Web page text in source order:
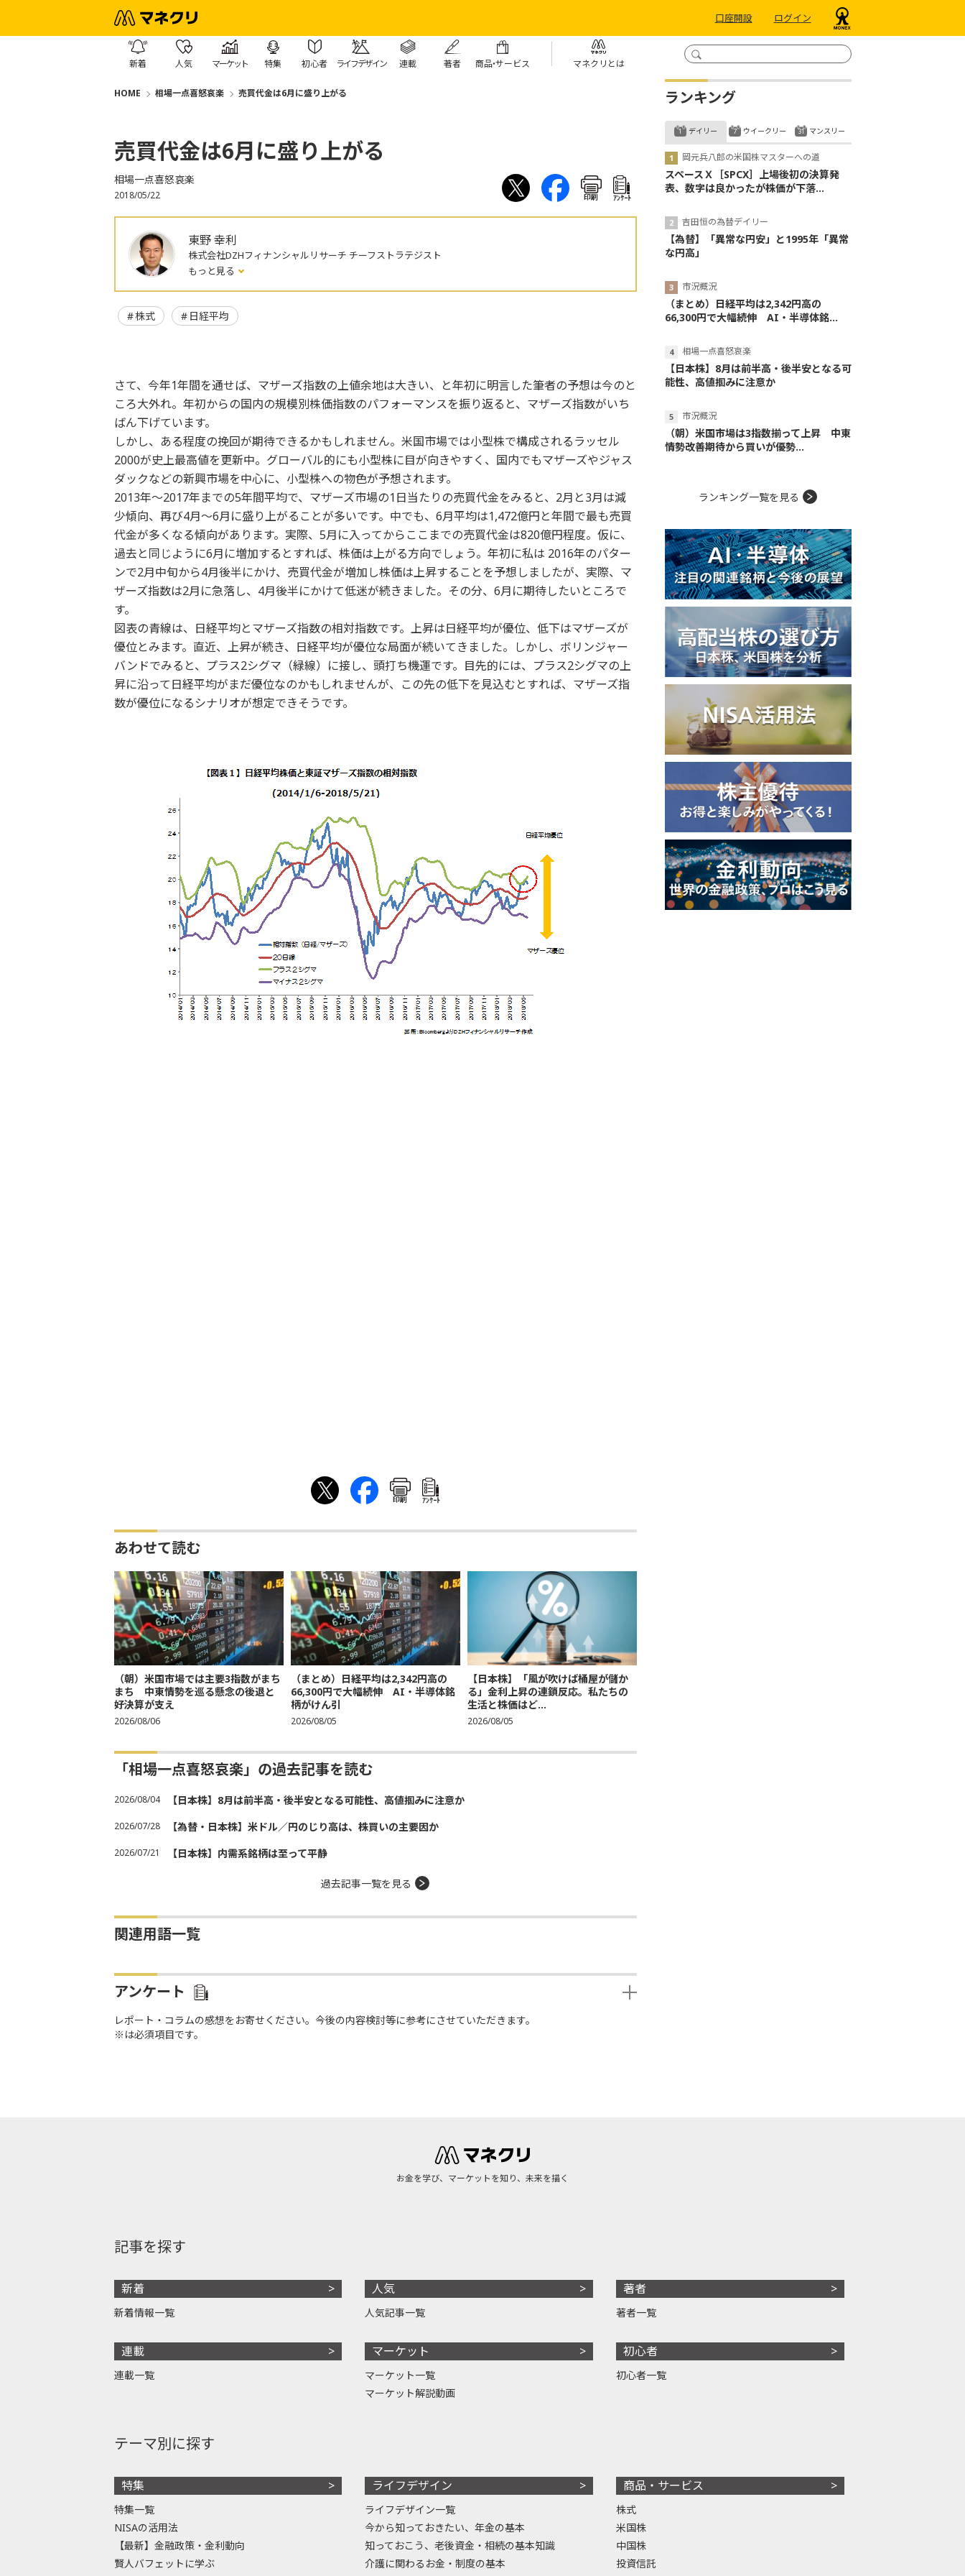
口座開設 ログイン
新着 人気 マーケット 特集 初心者 ライフデザイン 連載 著者 商品・サービス マネクリとは
HOME 相場一点喜怒哀楽 売買代金は6月に盛り上がる
売買代金は6月に盛り上がる
相場一点喜怒哀楽
2018/05/22 印刷 ｱﾝｹｰﾄ
東野 幸利
株式会社DZHフィナンシャルリサーチ チーフストラテジスト
もっと見る
株式 日経平均
さて、今年1年間を通せば、マザーズ指数の上値余地は大きい、と年初に明言した筆者の予想は今のと
ころ大外れ。年初からの国内の規模別株価指数のパフォーマンスを振り返ると、マザーズ指数がいち
ばん下げています。
しかし、ある程度の挽回が期待できるかもしれません。米国市場では小型株で構成されるラッセル
2000が史上最高値を更新中。グローバル的にも小型株に目が向きやすく、国内でもマザーズやジャス
ダックなどの新興市場を中心に、小型株への物色が予想されます。
2013年～2017年までの5年間平均で、マザーズ市場の1日当たりの売買代金をみると、2月と3月は減
少傾向、再び4月～6月に盛り上がることが多いです。中でも、6月平均は1,472億円と年間で最も売買
代金が多くなる傾向があります。実際、5月に入ってからここまでの売買代金は820億円程度。仮に、
過去と同じように6月に増加するとすれば、株価は上がる方向でしょう。年初に私は 2016年のパター
ンで2月中旬から4月後半にかけ、売買代金が増加し株価は上昇することを予想しましたが、実際、マ
ザーズ指数は2月に急落し、4月後半にかけて低迷が続きました。その分、6月に期待したいところで
す。
図表の青線は、日経平均とマザーズ指数の相対指数です。上昇は日経平均が優位、低下はマザーズが
優位とみます。直近、上昇が続き、日経平均が優位な局面が続いてきました。しかし、ボリンジャー
バンドでみると、プラス2シグマ（緑線）に接し、頭打ち機運です。目先的には、プラス2シグマの上
昇に沿って日経平均がまだ優位なのかもしれませんが、この先の低下を見込むとすれば、マザーズ指
数が優位になるシナリオが想定できそうです。
印刷 ｱﾝｹｰﾄ
あわせて読む
（朝）米国市場では主要3指数がまち
まち 中東情勢を巡る懸念の後退と
好決算が支え
2026/08/06
（まとめ）日経平均は2,342円高の
66,300円で大幅続伸 AI・半導体銘
柄がけん引
2026/08/05
【日本株】「風が吹けば桶屋が儲か
る」金利上昇の連鎖反応。私たちの
生活と株価はど...
2026/08/05
「相場一点喜怒哀楽」の過去記事を読む
2026/08/04 【日本株】8月は前半高・後半安となる可能性、高値掴みに注意か
2026/07/28 【為替・日本株】米ドル／円のじり高は、株買いの主要因か
2026/07/21 【日本株】内需系銘柄は至って平静
過去記事一覧を見る
関連用語一覧
アンケート
レポート・コラムの感想をお寄せください。今後の内容検討等に参考にさせていただきます。
※は必須項目です。
ランキング
デイリー
岡元兵八郎の米国株マスターへの道
スペースＸ［SPCX］上場後初の決算発
表、数字は良かったが株価が下落...
吉田恒の為替デイリー
【為替】「異常な円安」と1995年「異常
な円高」
市況概況
（まとめ）日経平均は2,342円高の
66,300円で大幅続伸 AI・半導体銘...
相場一点喜怒哀楽
【日本株】8月は前半高・後半安となる可
能性、高値掴みに注意か
市況概況
（朝）米国市場は3指数揃って上昇 中東
情勢改善期待から買いが優勢...
ウイークリー マンスリー
ランキング一覧を見る
お金を学び、マーケットを知り、未来を描く
記事を探す
新着
新着情報一覧
連載
連載一覧
人気
人気記事一覧
マーケット
マーケット一覧
マーケット解説動画
著者
著者一覧
初心者
初心者一覧
テーマ別に探す
特集
特集一覧
NISAの活用法
【最新】金融政策・金利動向
賢人バフェットに学ぶ
ライフデザイン
ライフデザイン一覧
今から知っておきたい、年金の基本
知っておこう、老後資金・相続の基本知識
介護に関わるお金・制度の基本
商品・サービス
株式
米国株
中国株
投資信託